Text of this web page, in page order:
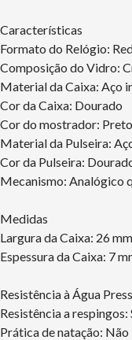
Características
Formato do Relógio:
Composição do Vidro:
Material da Caixa: Aço
Cor da Caixa: Dourado
Cor do mostrador: Preto
Material da Pulseira:
Cor da Pulseira:
Mecanismo: Analógico
Medidas
Largura da Caixa: 26 mm
Espessura da Caixa: 7
Resistência à Água
Resistência a respingos:
Prática de natação: Não